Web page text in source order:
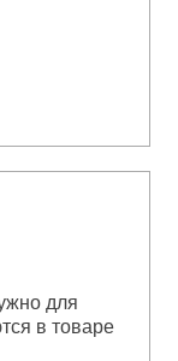
для
в товаре